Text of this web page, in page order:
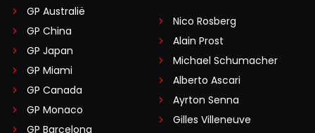
GP Australië
GP China
GP Japan
GP Miami
GP Canada
GP Monaco
GP Barcelona
Nico Rosberg
Alain Prost
Michael Schumacher
Alberto Ascari
Ayrton Senna
Gilles Villeneuve